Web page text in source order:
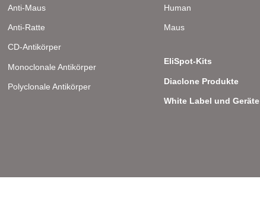
Anti-Maus
Anti-Ratte
CD-Antikörper
Monoclonale Antikörper
Polyclonale Antikörper
Human
Maus
EliSpot-Kits
Diaclone Produkte
White Label und Geräte